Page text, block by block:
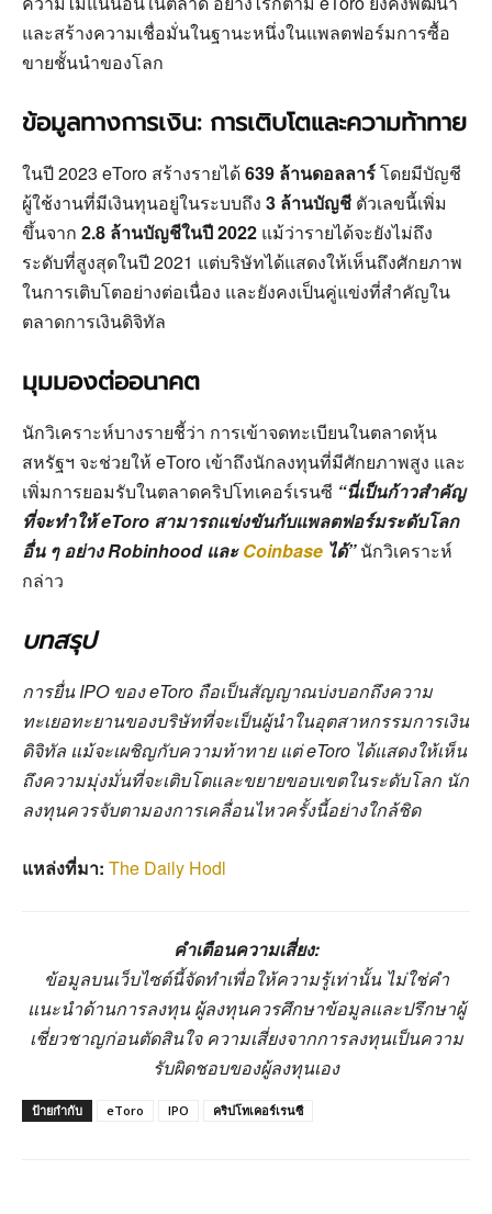
และสร้างความเชื่อมั่นในฐานะหนึ่งในแพลตฟอร์มการซื้อ
ขายชั้นนำของโลก
ข้อมูลทางการเงิน: การเติบโตและความท้าทาย
ในปี 2023 eToro สร้างรายได้639 ล้านดอลลาร์โดยมีบัญชี
ผู้ใช้งานที่มีเงินทุนอยู่ในระบบถึง 3 ล้านบัญชี ตัวเลขนี้เพิ่ม
ขึ้นจาก 2.8 ล้านบัญชีในปี 2022 แม้ว่ารายได้จะยังไม่ถึง
ระดับที่สูงสุดในปี 2021 แต่บริษัทได้แสดงให้เห็นถึงศักยภาพ
ในการเติบโตอย่างต่อเนื่อง และยังคงเป็นคู่แข่งที่สำคัญใน
ตลาดการเงินดิจิทัล
มุมมองต่ออนาคต
นักวิเคราะห์บางรายชี้ว่า การเข้าจดทะเบียนในตลาดหุ้น
สหรัฐฯ จะช่วยให้ eToro เข้าถึงนักลงทุนที่มีศักยภาพสูง และ
เพิ่มการยอมรับในตลาดคริปโทเคอร์เรนซี “นี่เป็นก้าวสำคัญ
ที่จะทำให้ eToro สามารถแข่งขันกับแพลตฟอร์มระดับโลก
อื่น ๆ อย่าง Robinhood และCoinbase ได้”นักวิเคราะห์
กล่าว
บทสรุป
การยื่น IPO ของ eToro ถือเป็นสัญญาณบ่งบอกถึงความ
ทะเยอทะยานของบริษัทที่จะเป็นผู้นำในอุตสาหกรรมการเงิน
ดิจิทัล แม้จะเผชิญกับความท้าทาย แต่ eToro ได้แสดงให้เห็น
ถึงความมุ่งมั่นที่จะเติบโตและขยายขอบเขตในระดับโลก นัก
ลงทุนควรจับตามองการเคลื่อนไหวครั้งนี้อย่างใกล้ชิด
แหล่งที่มา: The Daily Hodl
คำเตือนความเสี่ยง:
ข้อมูลบนเว็บไซต์นี้จัดทำเพื่อให้ความรู้เท่านั้น ไม่ใช่คำ
แนะนำด้านการลงทุน ผู้ลงทุนควรศึกษาข้อมูลและปรึกษาผู้
เชี่ยวชาญก่อนตัดสินใจ ความเสี่ยงจากการลงทุนเป็นความ
รับผิดชอบของผู้ลงทุนเอง
ป้ายกำกับ eToro IPO คริปโทเคอร์เรนซี